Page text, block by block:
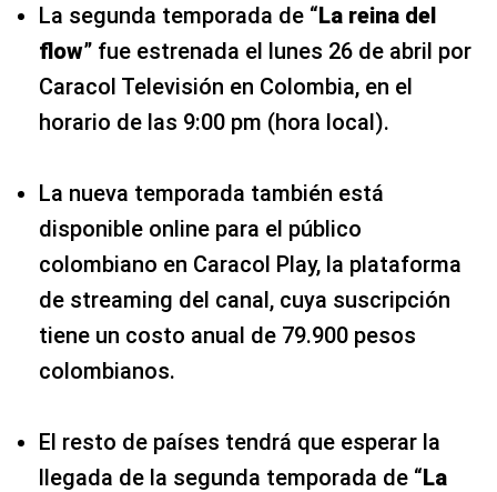
La segunda temporada de “La reina del
flow” fue estrenada el lunes 26 de abril por
Caracol Televisión en Colombia, en el
horario de las 9:00 pm (hora local).
La nueva temporada también está
disponible online para el público
colombiano en Caracol Play, la plataforma
de streaming del canal, cuya suscripción
tiene un costo anual de 79.900 pesos
colombianos.
El resto de países tendrá que esperar la
llegada de la segunda temporada de “La